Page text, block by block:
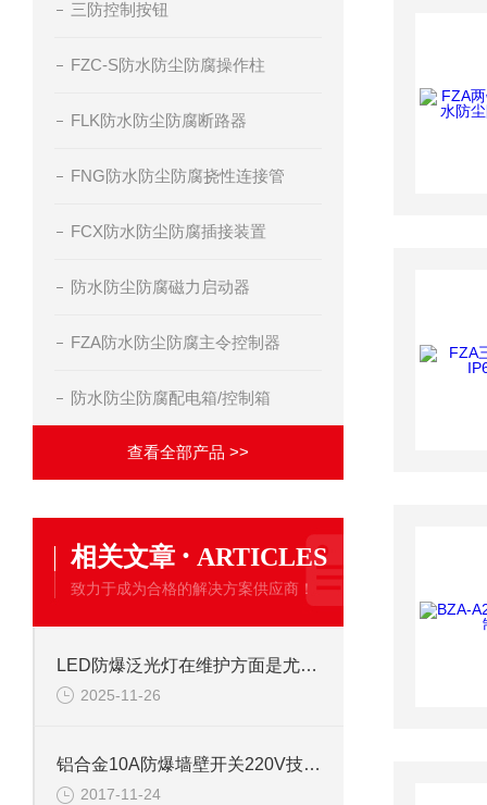
三防控制按钮
FZC-S防水防尘防腐操作柱
FLK防水防尘防腐断路器
FNG防水防尘防腐挠性连接管
FCX防水防尘防腐插接装置
防水防尘防腐磁力启动器
FZA防水防尘防腐主令控制器
防水防尘防腐配电箱/控制箱
查看全部产品 >>
相关文章 · ARTICLES
致力于成为合格的解决方案供应商！
LED防爆泛光灯在维护方面是尤为讲究的
2025-11-26
铝合金10A防爆墙壁开关220V技术参数
2017-11-24